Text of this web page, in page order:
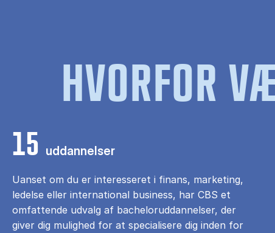
HVORFOR
15 uddannelser
Uanset om du er interesseret i finans, marketing,
ledelse eller international business, har CBS et
omfattende udvalg af bacheloruddannelser, der
giver dig mulighed for at specialisere dig inden for